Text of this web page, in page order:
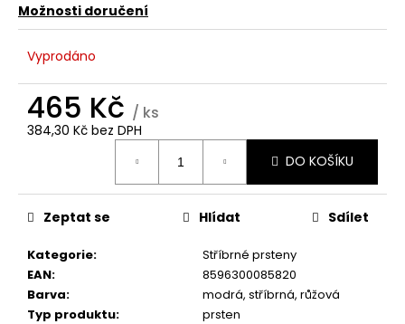
Možnosti doručení
Vyprodáno
465 Kč / ks
384,30 Kč bez DPH
DO KOŠÍKU
Kategorie:
Stříbrné prsteny
EAN:
8596300085820
Barva:
modrá, stříbrná, růžová
Typ produktu:
prsten
Zeptat se Hlídat Sdílet
D
p
o
u
e
m
e